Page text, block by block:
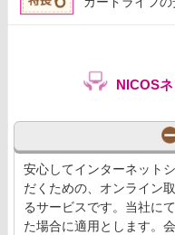
NICOS
安心してインターネット
だくための、オンライン
るサービスです。当社に
た場合に適用とします。